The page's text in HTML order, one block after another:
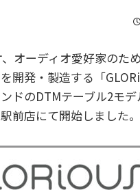
オーディオ愛好家のた
開発・製造する「
ドのDTMテーブル2モデ
前店にて開始しました。